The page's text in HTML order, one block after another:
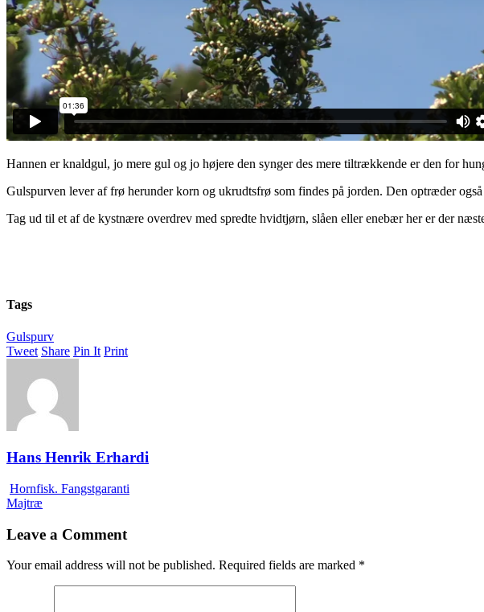
Hannen er knaldgul, jo mere gul og jo højere den synger des mere tiltrækkende er den for
Gulspurven lever af frø herunder korn og ukrudtsfrø som findes på jorden. Den optræder
Tag ud til et af de kystnære overdrev med spredte hvidtjørn, slåen eller enebær her er der
Tags
Gulspurv
Tweet Share Pin It Print
Hans Henrik Erhardi
Hornfisk. Fangstgaranti
Majtræ
Leave a Comment
Your email address will not be published. Required fields are marked *